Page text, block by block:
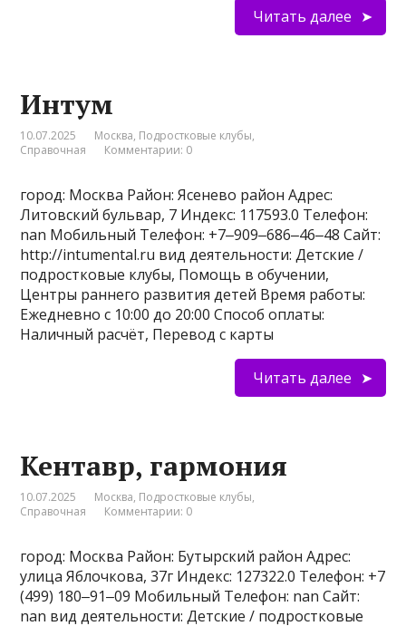
Читать далее
Интум
10.07.2025 Москва, Подростковые клубы,
Справочная
Комментарии: 0
город: Москва Район: Ясенево район Адрес:
Литовский бульвар, 7 Индекс: 117593.0 Телефон:
nan Мобильный Телефон: +7‒909‒686‒46‒48 Сайт:
http://intumental.ru вид деятельности: Детские /
подростковые клубы, Помощь в обучении,
Центры раннего развития детей Время работы:
Ежедневно с 10:00 до 20:00 Способ оплаты:
Наличный расчёт, Перевод с карты
Читать далее
Кентавр, гармония
10.07.2025 Москва, Подростковые клубы,
Справочная
Комментарии: 0
город: Москва Район: Бутырский район Адрес:
улица Яблочкова, 37г Индекс: 127322.0 Телефон: +7
(499) 180‒91‒09 Мобильный Телефон: nan Сайт:
nan вид деятельности: Детские / подростковые